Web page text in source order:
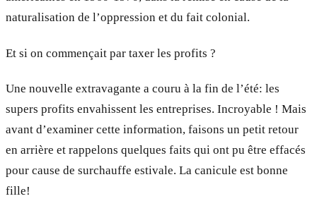
naturalisation de l’oppression et du fait colonial.
Et si on commençait par taxer les profits ?
Une nouvelle extravagante a couru à la fin de l’été: les
supers profits envahissent les entreprises. Incroyable ! Mais
avant d’examiner cette information, faisons un petit retour
en arrière et rappelons quelques faits qui ont pu être effacés
pour cause de surchauffe estivale. La canicule est bonne
fille!